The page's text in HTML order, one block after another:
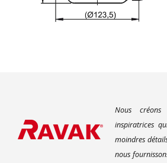
Nous
inspiratrices
moindres
nous